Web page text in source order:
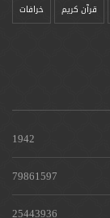
قرآن کریم خرافات
1942
79861597
25443936